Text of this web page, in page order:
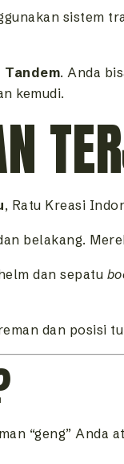
sistem
Tandem. Anda
kemudi.
, Ratu Kreasi
belakang.
dan sepatu
dan posisi
“geng” Anda